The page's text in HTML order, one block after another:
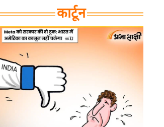
कार्टून